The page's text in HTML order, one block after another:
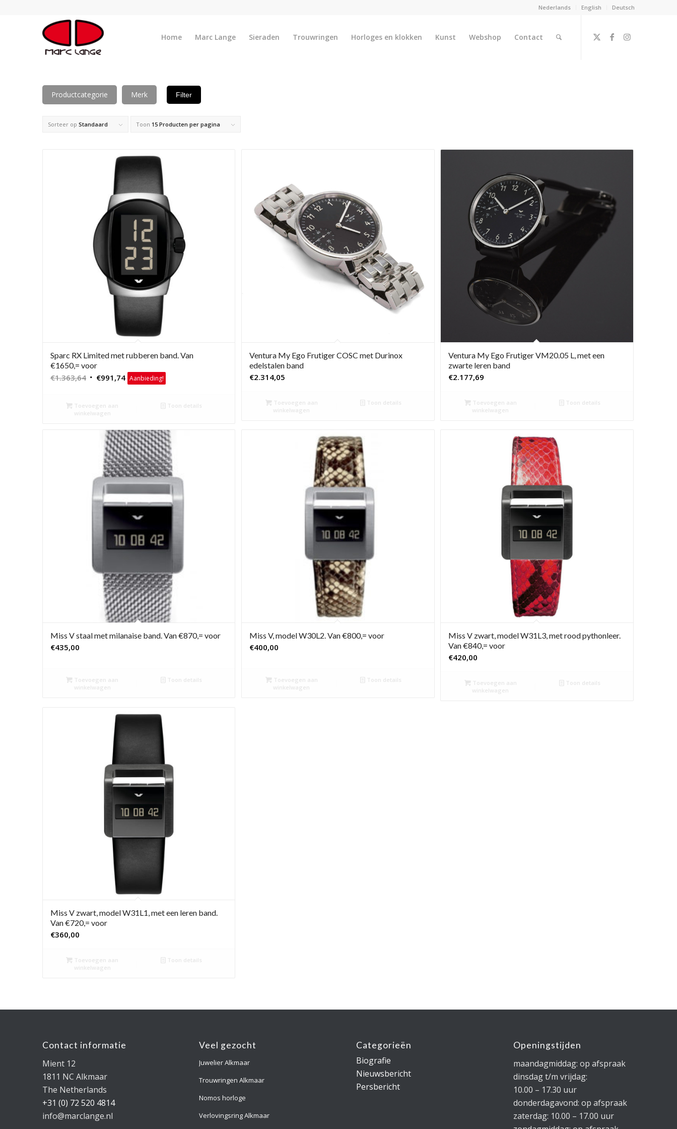
Nederlands English Deutsch
Home Marc Lange Sieraden Trouwringen Horloges en klokken Kunst Webshop Contact
Productcategorie Merk Filter
Sorteer op Standaard Toon 15 Producten per pagina
Sparc RX Limited met rubberen band. Van
€1650,= voor
€1.363,64 Oorspronkelijke
€1.363,64.
€991,74Huidige
prijs
Aanbieding!
Toevoegen aan
winkelwagen
Toon details
Ventura My Ego Frutiger COSC met Durinox
edelstalen band
€2.314,05
Toevoegen aan
winkelwagen
Toon details
Ventura My Ego Frutiger VM20.05 L, met een
zwarte leren band
€2.177,69
Toevoegen aan
winkelwagen
Toon details
Miss V staal met milanaise band. Van €870,= voor
€435,00
Toevoegen aan
winkelwagen
Toon details
Miss V, model W30L2. Van €800,= voor
€400,00
Toevoegen aan
winkelwagen
Toon details
Miss V zwart, model W31L3, met rood pythonleer.
Van €840,= voor
€420,00
Toevoegen aan
winkelwagen
Toon details
Miss V zwart, model W31L1, met een leren band.
Van €720,= voor
€360,00
Toevoegen aan
winkelwagen
Toon details
Contact informatie
Mient 12
1811 NC Alkmaar
The Netherlands
+31 (0) 72 520 4814
info@marclange.nl
Veel gezocht
Juwelier Alkmaar
Trouwringen Alkmaar
Nomos horloge
Verlovingsring Alkmaar
Categorieën
Biografie
Nieuwsbericht
Persbericht
Openingstijden
maandagmiddag: op afspraak
dinsdag t/m vrijdag:
10.00 – 17.30 uur
donderdagavond: op afspraak
zaterdag: 10.00 – 17.00 uur